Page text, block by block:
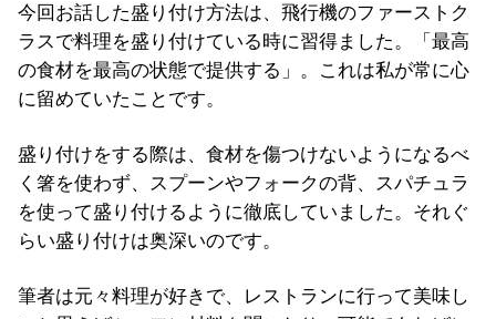
今回お話した盛り付け方法は、飛行機のファーストク
ラスで料理を盛り付けている時に習得ました。「最高
の食材を最高の状態で提供する」。これは私が常に心
に留めていたことです。
盛り付けをする際は、食材を傷つけないようになるべ
く箸を使わず、スプーンやフォークの背、スパチュラ
を使って盛り付けるように徹底していました。それぐ
らい盛り付けは奥深いのです。
筆者は元々料理が好きで、レストランに行って美味し